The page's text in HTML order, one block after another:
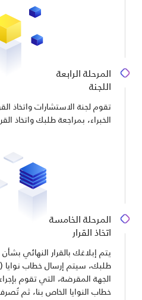
المرحلة الرابعة
اللجنة
تقوم لجنة الاستشارات واتخاذ
الخبراء، بمراجعة طلبك واتخاذ
المرحلة الخامسة
اتخاذ القرار
يتم إبلاغك بالقرار النهائي
الجهة المقرضة، التي تقوم
خطاب النوايا الخاص بنا، ثم